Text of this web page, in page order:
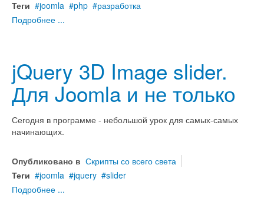
Теги joomla php
разработка
Подробнее ...
jQuery 3D Image slider.
Для Joomla и не только
Сегодня в программе - небольшой урок для самых-самых
начинающих.
Опубликовано в Скрипты со всего света
Теги
joomla jquery
slider
Подробнее ...